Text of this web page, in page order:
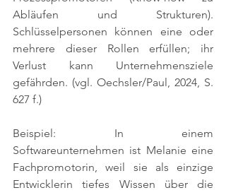
Abläufen und Strukturen).
Schlüsselpersonen können eine oder
mehrere dieser Rollen erfüllen; ihr
Verlust kann Unternehmensziele
gefährden. (vgl. Oechsler/Paul, 2024, S.
627 f.)
Beispiel: In einem
Softwareunternehmen ist Melanie eine
Fachpromotorin, weil sie als einzige
Entwicklerin tiefes Wissen über die